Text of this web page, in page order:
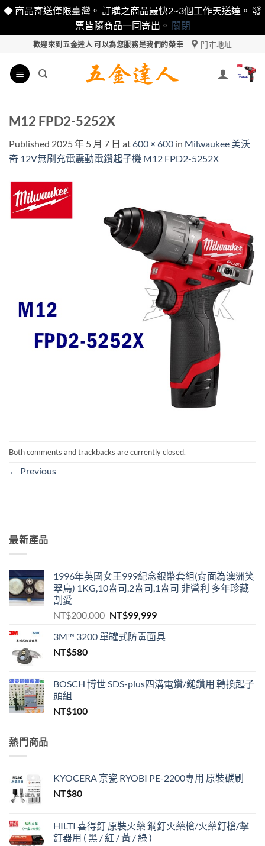
◆ 商品寄送僅限臺灣。 訂購之商品最快2~3個工作天送達。 發
票皆隨商品一同寄出。 關閉
content
歡迎來到五金達人 可以為您服務是我們的榮幸 門市地址
M12 FPD2-5252X
Published 2025 年 5 月 7 日 at600 × 600 in Milwaukee 美沃
奇 12V無刷充電震動電鑽起子機 M12 FPD2-5252X
Both comments and trackbacks are currently closed.
← Previous
最新產品
1996年英國女王999紀念銀幣套組(背面為澳洲笑
翠鳥) 1KG,10盎司,2盎司,1盎司 非營利 多年珍藏
割愛
NT$200,000 原
價
NT$99,999目
價
3M™ 3200 單罐式防毒面具
NT$580
BOSCH 博世 SDS-plus四溝電鑽/鎚鑽用 轉換起子
頭組
NT$100
熱門商品
KYOCERA 京瓷 RYOBI PE-2200專用 原裝碳刷
NT$80
HILTI 喜得釘 原裝火藥 鋼釘火藥槍/火藥釘槍/擊
釘器用 ( 黑 / 紅 / 黃 / 綠 )